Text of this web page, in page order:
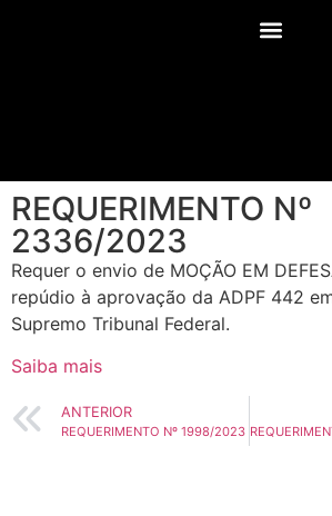
REQUERIMENTO Nº
2336/2023
Requer o envio de MOÇÃO EM
repúdio à aprovação da ADPF 442
Supremo Tribunal Federal.
Saiba mais
ANTERIOR
REQUERIMENTO Nº 1998/2023